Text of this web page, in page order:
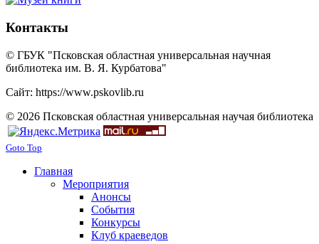
Контакты
© ГБУК "Псковская областная универсальная научная
библиотека им. В. Я. Курбатова"
Сайт: https://www.pskovlib.ru
© 2026 Псковская областная универсальная научая библиотека
Goto Top
Главная
Мероприятия
Анонсы
События
Конкурсы
Клуб краеведов